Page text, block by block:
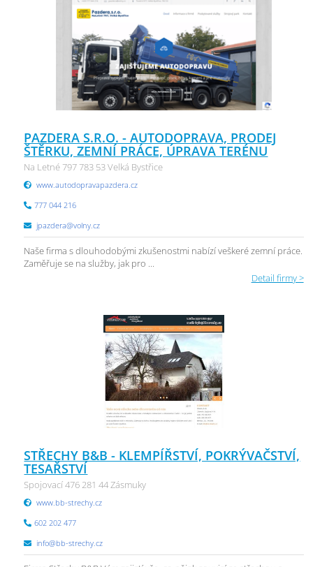
PAZDERA S.R.O. - AUTODOPRAVA, PRODEJ
ŠTĚRKU, ZEMNÍ PRÁCE, ÚPRAVA TERÉNU
Na Letné 797 783 53 Velká Bystřice
www.autodopravapazdera.cz
777 044 216
jpazdera@volny.cz
Naše firma s dlouhodobými zkušenostmi nabízí veškeré zemní práce.
Zaměřuje se na služby, jak pro ...
Detail firmy >
STŘECHY B&B - KLEMPÍŘSTVÍ, POKRÝVAČSTVÍ,
TESAŘSTVÍ
Spojovací 476 281 44 Zásmuky
www.bb-strechy.cz
602 202 477
info@bb-strechy.cz